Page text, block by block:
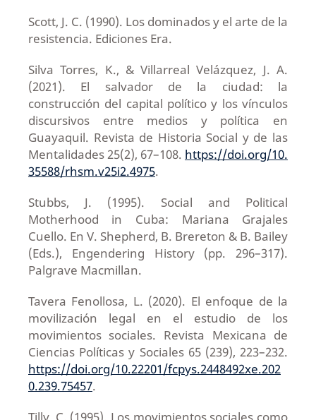
Scott, J. C. (1990). Los dominados y el arte de la
resistencia. Ediciones Era.
Silva Torres, K., & Villarreal Velázquez, J. A.
(2021). El salvador de la ciudad: la
construcción del capital político y los vínculos
discursivos entre medios y política en
Guayaquil. Revista de Historia Social y de las
Mentalidades 25(2), 67–108. https://doi.org/10.
35588/rhsm.v25i2.4975.
Stubbs, J. (1995). Social and Political
Motherhood in Cuba: Mariana Grajales
Cuello. En V. Shepherd, B. Brereton & B. Bailey
(Eds.), Engendering History (pp. 296–317).
Palgrave Macmillan.
Tavera Fenollosa, L. (2020). El enfoque de la
movilización legal en el estudio de los
movimientos sociales. Revista Mexicana de
Ciencias Políticas y Sociales 65 (239), 223–232.
https://doi.org/10.22201/fcpys.2448492xe.202
0.239.75457.